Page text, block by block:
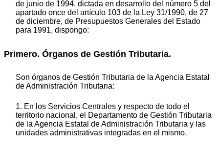
de junio de 1994, dictada en desarrollo del número 5 del
apartado once del artículo 103 de la Ley 31/1990, de 27
de diciembre, de Presupuestos Generales del Estado
para 1991, dispongo:
Primero. Órganos de Gestión Tributaria.
Son órganos de Gestión Tributaria de la Agencia Estatal
de Administración Tributaria:
1. En los Servicios Centrales y respecto de todo el
territorio nacional, el Departamento de Gestión Tributaria
de la Agencia Estatal de Administración Tributaria y las
unidades administrativas integradas en el mismo.